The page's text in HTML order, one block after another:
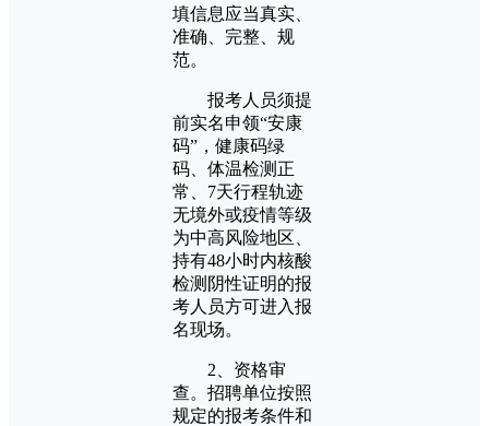
填信息应当真实、
准确、完整、规
范。
报考人员须提
前实名申领“安康
码”，健康码绿
码、体温检测正
常、7天行程轨迹
无境外或疫情等级
为中高风险地区、
持有48小时内核酸
检测阴性证明的报
考人员方可进入报
名现场。
2、资格审
查。招聘单位按照
规定的报考条件和